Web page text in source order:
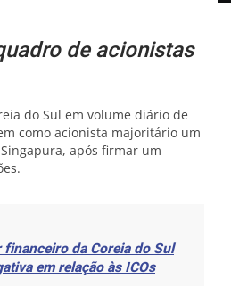
de acionistas
do Sul em volume diário de
como acionista majoritário um
após firmar um
financeiro da Coreia do Sul
em relação às ICOs